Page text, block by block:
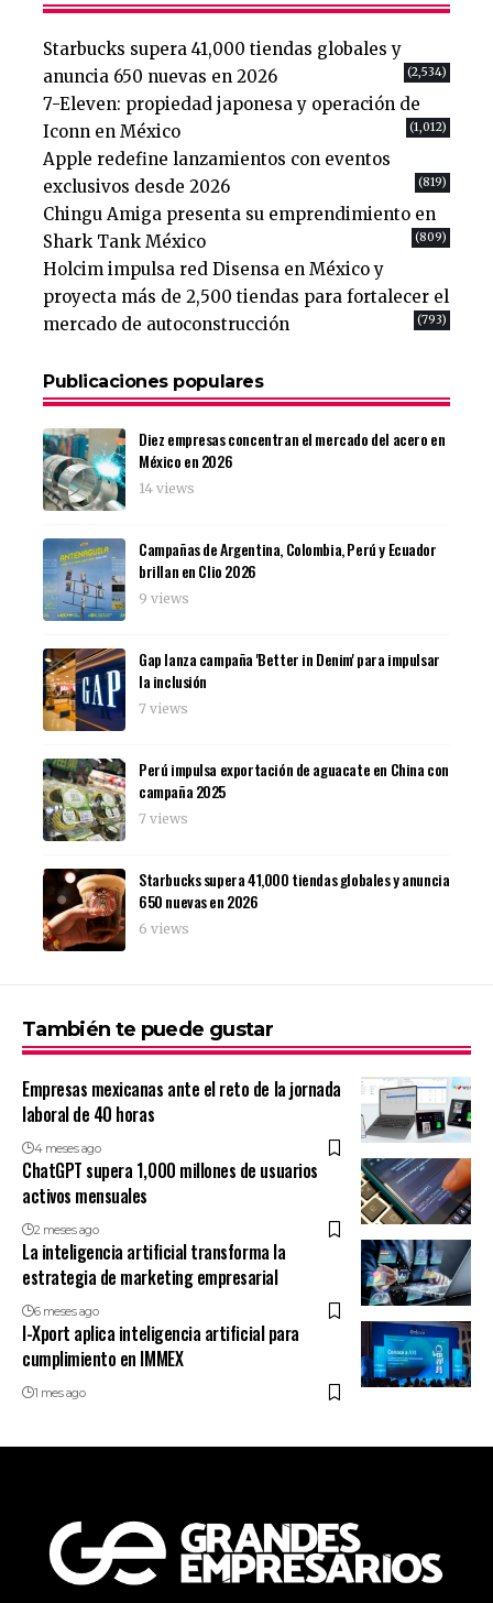
Starbucks supera 41,000 tiendas globales y
anuncia 650 nuevas en 2026
(2,534)
7-Eleven: propiedad japonesa y operación de
Iconn en México
(1,012)
Apple redefine lanzamientos con eventos
exclusivos desde 2026
(819)
Chingu Amiga presenta su emprendimiento en
Shark Tank México
(809)
Holcim impulsa red Disensa en México y
proyecta más de 2,500 tiendas para fortalecer el
mercado de autoconstrucción
(793)
Publicaciones populares
Diez empresas concentran el mercado del acero en
México en 2026
14 views
Campañas de Argentina, Colombia, Perú y Ecuador
brillan en Clio 2026
9 views
Gap lanza campaña 'Better in Denim' para impulsar
la inclusión
7 views
Perú impulsa exportación de aguacate en China con
campaña 2025
7 views
Starbucks supera 41,000 tiendas globales y anuncia
650 nuevas en 2026
6 views
También te puede gustar
Empresas mexicanas ante el reto de la jornada
laboral de 40 horas
4 meses ago
ChatGPT supera 1,000 millones de usuarios
activos mensuales
2 meses ago
La inteligencia artificial transforma la
estrategia de marketing empresarial
6 meses ago
I-Xport aplica inteligencia artificial para
cumplimiento en IMMEX
1 mes ago